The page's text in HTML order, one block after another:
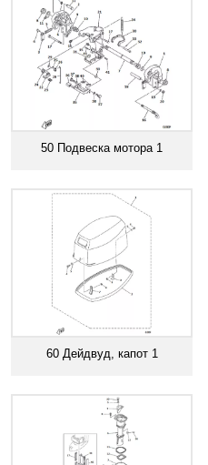
50 Подвеска мотора 1
60 Дейдвуд, капот 1